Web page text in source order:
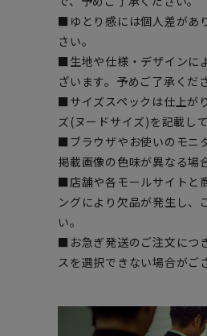
■ゆとり感には個人差があ
さい。
■生地や仕様・デザインに
ざいます。予めご了承くだ
■サイズスペックは仕上が
ズ(ヌードサイズ)を記載し
■ブラウザやお使いのモニ
掲載画像の色味が異なる場
■店舗や各モールサイトと
ングにより欠品が発生し、
い。
■お急ぎ発送のご注文につ
スを選択できない場合がご